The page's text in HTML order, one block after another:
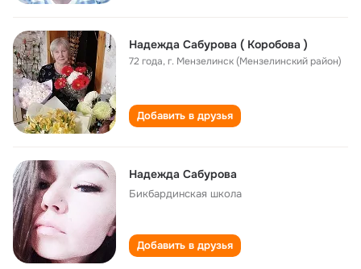
Надежда Сабурова ( Коробова )
72 года,г. Мензелинск (Мензелинский район)
Добавить в друзья
Надежда Сабурова
Бикбардинская школа
Добавить в друзья